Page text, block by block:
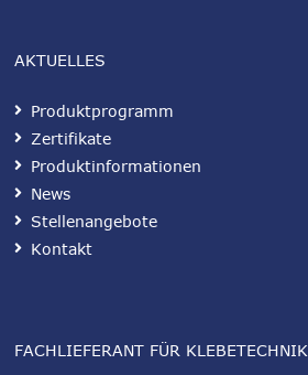
FACHLIEFERANT FÜR KLEBETECHNIK
AKTUELLES
Produktprogramm
Zertifikate
Produktinformationen
News
Stellenangebote
Kontakt